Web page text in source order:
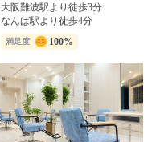
大阪難波駅より徒歩3分
なんば駅より徒歩4分
満足度 100%